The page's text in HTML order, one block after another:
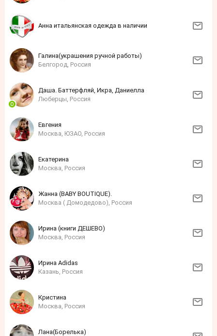
Анна итальянская одежда в наличии
Галина(украшения ручной работы)
Белгород, Россия
Даша. Баттерфляй, Икра, Даниелла
Люберцы, Россия
Евгения
Москва, ЮЗАО, Россия
Екатерина
Москва, Россия
Жанна (BABY BOUTIQUE).
Москва ( Домодедово), Россия
Ирина (книги ДЕШЕВО)
Москва, Россия
Ирина Adidas
Казань, Россия
Кристина
Москва, Россия
Лана(Борелька)